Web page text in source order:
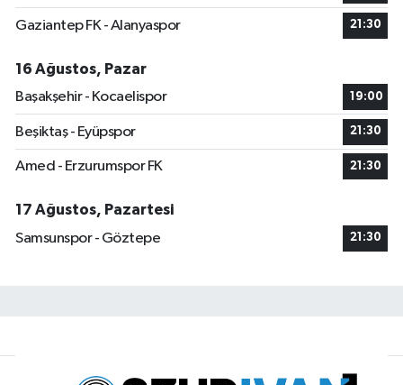
Gaziantep FK - Alanyaspor 21:30
16 Ağustos, Pazar
Başakşehir - Kocaelispor
19:00
Beşiktaş - Eyüpspor 21:30
Amed - Erzurumspor FK 21:30
17 Ağustos, Pazartesi
Samsunspor - Göztepe
21:30